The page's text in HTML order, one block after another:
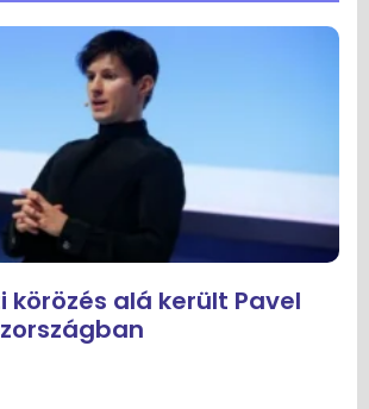
körözés alá került Pavel